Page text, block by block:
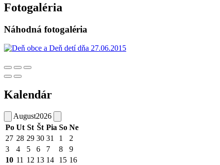
Fotogaléria
Náhodná fotogaléria
Kalendár
August2026
Po Ut St Št Pia So Ne
27 28 29 30 31 1
2
3
4 5 6 7 8
9
10 11 12 13 14 15 16